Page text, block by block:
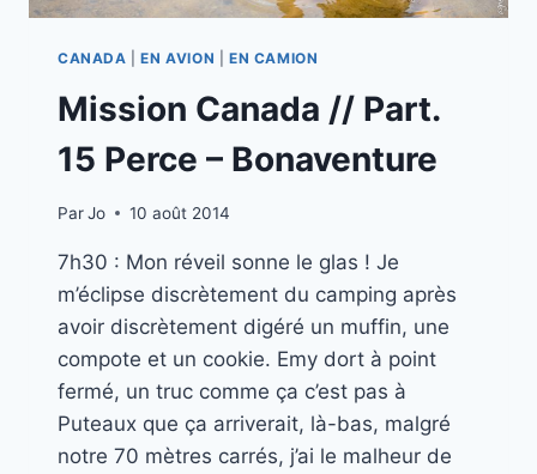
CANADA |EN AVION EN CAMION
Mission Canada // Part.
15 Perce – Bonaventure
ParJo 10 août 2014
7h30 : Mon réveil sonne le glas ! Je
m’éclipse discrètement du camping après
avoir discrètement digéré un muffin, une
compote et un cookie. Emy dort à point
fermé, un truc comme ça c’est pas à
Puteaux que ça arriverait, là-bas, malgré
notre 70 mètres carrés, j’ai le malheur de